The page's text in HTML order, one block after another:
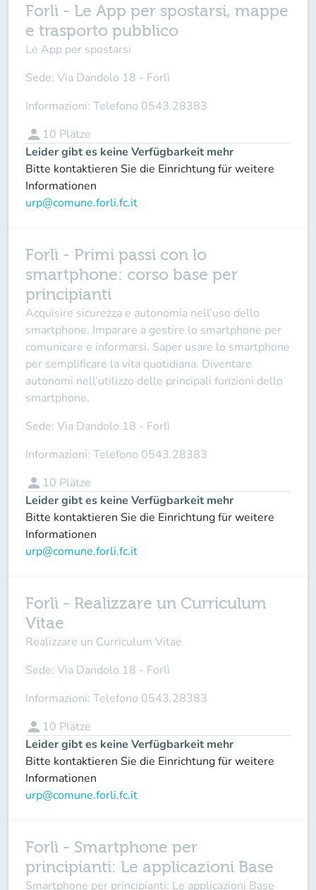
Forlì - Le App per spostarsi, mappe
e trasporto pubblico
Le App per spostarsi
Sede: Via Dandolo 18 - Forlì
Informazioni: Telefono 0543.28383
person 10 Plätze
Leider gibt es keine Verfügbarkeit mehr
Bitte kontaktieren Sie die Einrichtung für weitere
Informationen
urp@comune.forli.fc.it
Forlì - Primi passi con lo
smartphone: corso base per
principianti
Acquisire sicurezza e autonomia nell’uso dello
smartphone. Imparare a gestire lo smartphone per
comunicare e informarsi. Saper usare lo smartphone
per semplificare la vita quotidiana. Diventare
autonomi nell’utilizzo delle principali funzioni dello
smartphone.
Sede: Via Dandolo 18 - Forlì
Informazioni: Telefono 0543.28383
person 10 Plätze
Leider gibt es keine Verfügbarkeit mehr
Bitte kontaktieren Sie die Einrichtung für weitere
Informationen
urp@comune.forli.fc.it
Forlì - Realizzare un Curriculum
Vitae
Realizzare un Curriculum Vitae
Sede: Via Dandolo 18 - Forlì
Informazioni: Telefono 0543.28383
person 10 Plätze
Leider gibt es keine Verfügbarkeit mehr
Bitte kontaktieren Sie die Einrichtung für weitere
Informationen
urp@comune.forli.fc.it
Forlì - Smartphone per
principianti: Le applicazioni Base
Smartphone per principianti: Le applicazioni Base